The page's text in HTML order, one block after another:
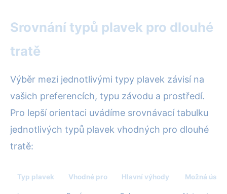
Srovnání typů plavek pro dlouhé
tratě
Výběr mezi jednotlivými typy plavek závisí na
vašich preferencích, typu závodu a prostředí.
Pro lepší orientaci uvádíme srovnávací tabulku
jednotlivých typů plavek vhodných pro dlouhé
tratě:
Typ plavek Vhodné pro Hlavní výhody Možná